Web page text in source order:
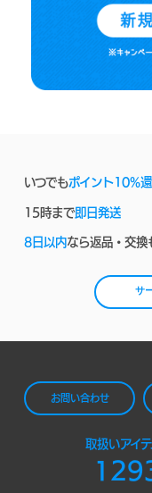
いつでもポイント10%
15時まで即日発送
8日以内なら返品・交換
サ
お問い合わせ
取扱いアイ